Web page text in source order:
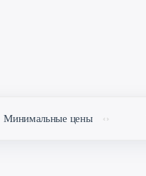
Минимальные цены